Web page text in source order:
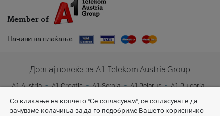
Member of
Начини на плаќање
Дознај повеќе за A1 Telekom Austria Group
A1 Austria A1 Croatia A1 Serbia A1 Belarus
A1 Bulgaria
A1 Slovenia
A1 Digital
Со кликање на копчето "Се согласувам", се согласувате да
зачуваме колачиња за да го подобриме Вашето корисничко